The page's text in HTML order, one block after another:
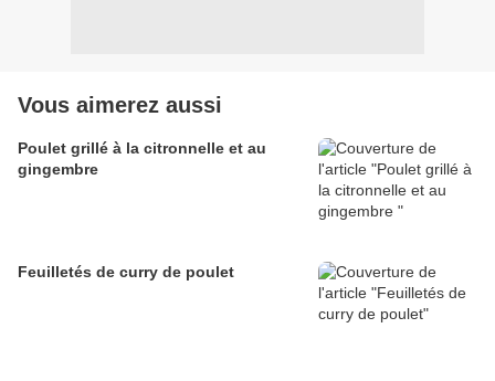
Vous aimerez aussi
Poulet grillé à la citronnelle et au
gingembre
Feuilletés de curry de poulet